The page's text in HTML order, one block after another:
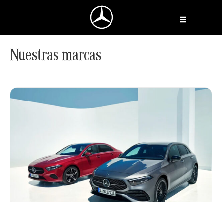
Nuestras marcas